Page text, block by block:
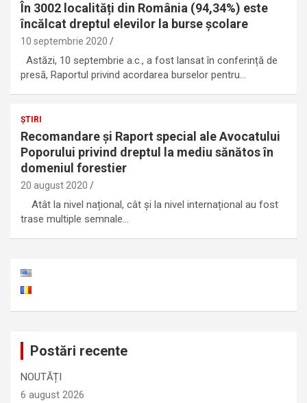
În 3002 localități din România (94,34%) este
încălcat dreptul elevilor la burse școlare
10 septembrie 2020
Astăzi, 10 septembrie a.c., a fost lansat în conferință de
presă, Raportul privind acordarea burselor pentru…
ȘTIRI
Recomandare și Raport special ale Avocatului
Poporului privind dreptul la mediu sănătos în
domeniul forestier
20 august 2020
Atât la nivel național, cât și la nivel internațional au fost
trase multiple semnale…
Postări recente
NOUTĂȚI
6 august 2026